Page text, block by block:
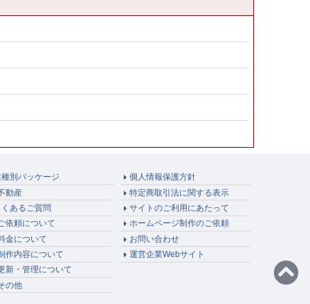
種別パッケージ
動産
くあるご質問
依頼について
金について
作内容について
新・管理について
の他
個人情報保護方針
特定商取引法に関する表示
サイトのご利用にあたって
ホームページ制作のご依頼
お問い合わせ
運営企業Webサイト